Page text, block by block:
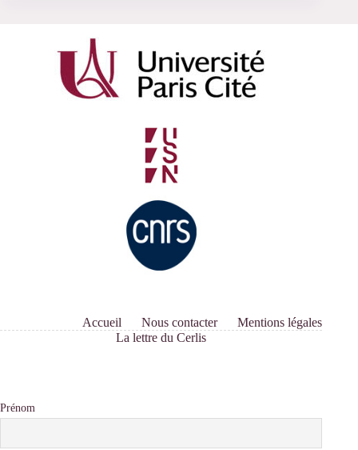
Accueil Nous contacter
Mentions légales
La lettre du Cerlis
Prénom